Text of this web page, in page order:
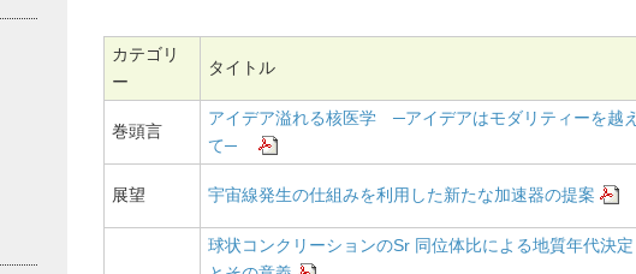
カテゴリ
ー
タイトル
巻頭言
アイデア溢れる核医学 ─アイデアはモダリティーを越え
て─
展望 宇宙線発生の仕組みを利用した新たな加速器の提案
球状コンクリーションのSr 同位体比による地質年代決定